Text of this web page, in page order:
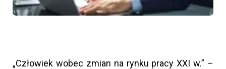
„Człowiek wobec zmian na rynku pracy XXI w.” –